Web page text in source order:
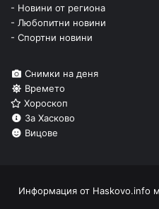
- Новини от региона
- Любопитни новини
- Спортни новини
Снимки на деня
Времето
Хороскоп
За Хасково
Вицове
Информация от Haskovo.info